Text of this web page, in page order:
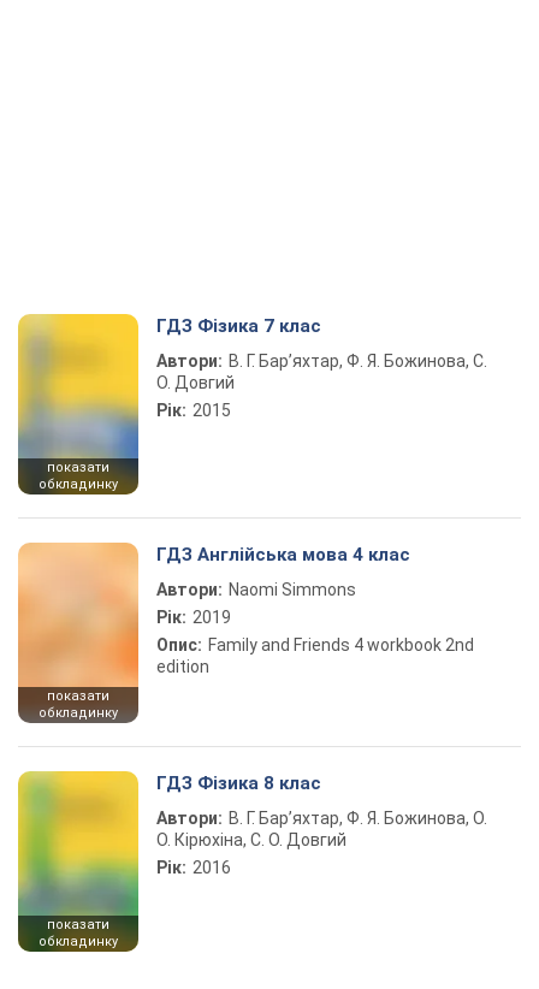
показати
обкладинку
ГДЗ Фізика 7 клас
Автори: В. Г. Бар’яхтар, Ф. Я. Божинова, С.
О. Довгий
Рік: 2015
показати
обкладинку
ГДЗ Англійська мова 4 клас
Автори: Naomi Simmons
Рік: 2019
Опис: Family and Friends 4 workbook 2nd
edition
показати
обкладинку
ГДЗ Фізика 8 клас
Автори: В. Г. Бар’яхтар, Ф. Я. Божинова, О.
О. Кірюхіна, С. О. Довгий
Рік: 2016